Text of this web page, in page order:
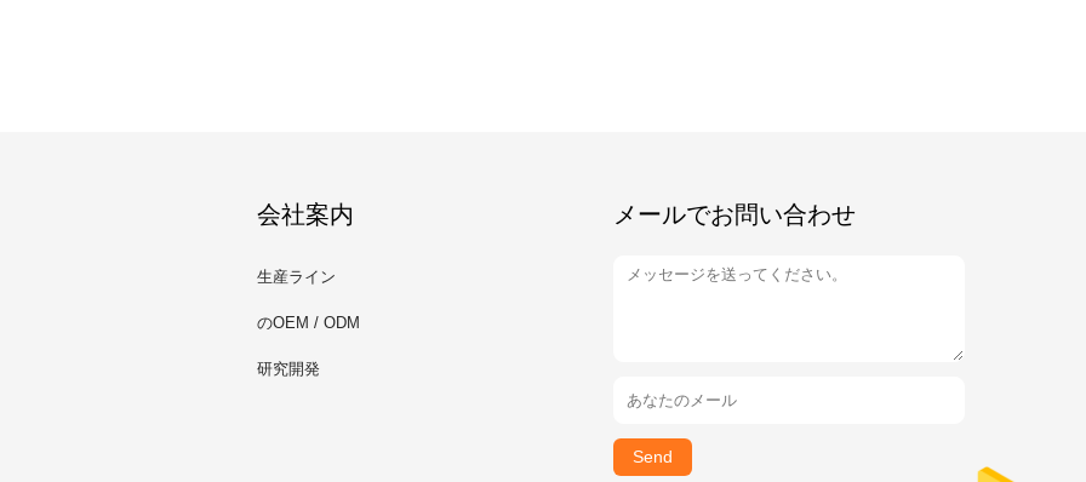
会社案内
生産ライン
のOEM / ODM
研究開発
メールでお問い合わせ
Send